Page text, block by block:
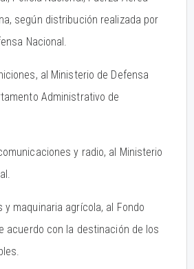
según distribución realizada por
Nacional.
al Ministerio de Defensa
Administrativo de
y radio, al Ministerio
maquinaria agrícola, al Fondo
acuerdo con la destinación de los